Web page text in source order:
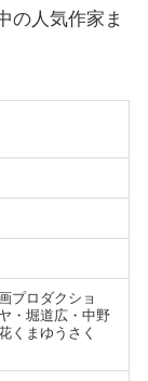
の人気作家ま
プロダクショ
・堀道広・中野
くまゆうさく